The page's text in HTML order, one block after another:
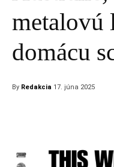
metalovú
domácu
By Redakcia 17. júna 2025